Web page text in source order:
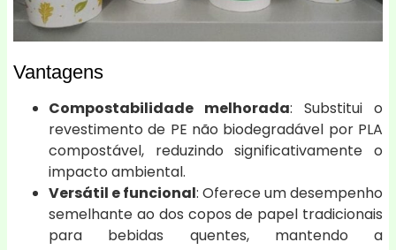
Vantagens
Compostabilidade melhorada: Substitui o
revestimento de PE não biodegradável por PLA
compostável, reduzindo significativamente o
impacto ambiental.
Versátil e funcional: Oferece um desempenho
semelhante ao dos copos de papel tradicionais
para bebidas quentes, mantendo a